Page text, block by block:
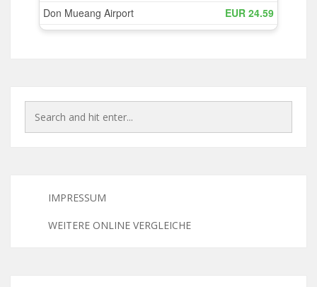
IMPRESSUM
WEITERE ONLINE VERGLEICHE